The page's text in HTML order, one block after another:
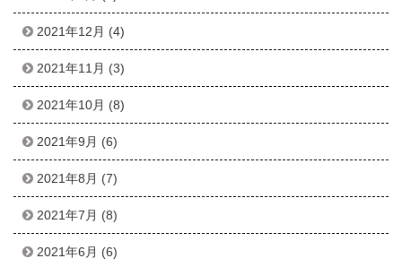
2021年12月 (4)
2021年11月 (3)
2021年10月 (8)
2021年9月 (6)
2021年8月 (7)
2021年7月 (8)
2021年6月 (6)